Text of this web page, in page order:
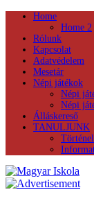
Home
Home 2
Rólunk
Kapcsolat
Adatvédelem
Mesetár
Népi játékok
Népi
Népi
Álláskereső
TANULJUNK